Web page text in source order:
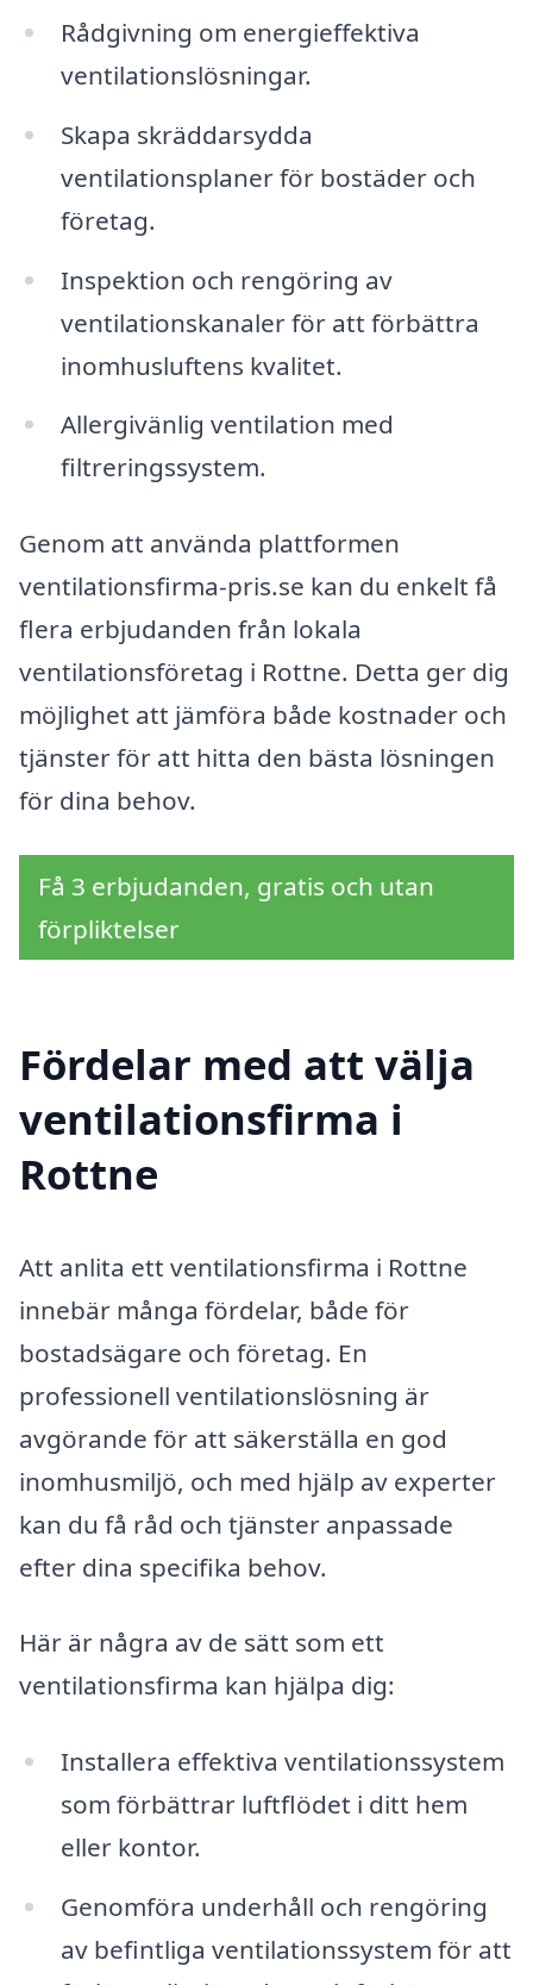
Rådgivning om energieffektiva
ventilationslösningar.
Skapa skräddarsydda
ventilationsplaner för bostäder och
företag.
Inspektion och rengöring av
ventilationskanaler för att förbättra
inomhusluftens kvalitet.
Allergivänlig ventilation med
filtreringssystem.
Genom att använda plattformen
ventilationsfirma-pris.se kan du enkelt få
flera erbjudanden från lokala
ventilationsföretag i Rottne. Detta ger dig
möjlighet att jämföra både kostnader och
tjänster för att hitta den bästa lösningen
för dina behov.
Få 3 erbjudanden, gratis och utan
förpliktelser
Fördelar med att välja
ventilationsfirma i
Rottne
Att anlita ett ventilationsfirma i Rottne
innebär många fördelar, både för
bostadsägare och företag. En
professionell ventilationslösning är
avgörande för att säkerställa en god
inomhusmiljö, och med hjälp av experter
kan du få råd och tjänster anpassade
efter dina specifika behov.
Här är några av de sätt som ett
ventilationsfirma kan hjälpa dig:
Installera effektiva ventilationssystem
som förbättrar luftflödet i ditt hem
eller kontor.
Genomföra underhåll och rengöring
av befintliga ventilationssystem för att